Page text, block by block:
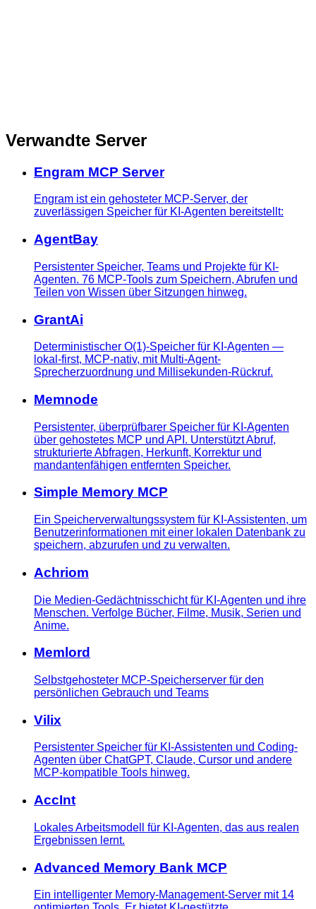
Verwandte Server
Engram MCP Server
Engram ist ein gehosteter MCP-Server, der
zuverlässigen Speicher für KI-Agenten bereitstellt:
AgentBay
Persistenter Speicher, Teams und Projekte für KI-
Agenten. 76 MCP-Tools zum Speichern, Abrufen und
Teilen von Wissen über Sitzungen hinweg.
GrantAi
Deterministischer O(1)-Speicher für KI-Agenten —
lokal-first, MCP-nativ, mit Multi-Agent-
Sprecherzuordnung und Millisekunden-Rückruf.
Memnode
Persistenter, überprüfbarer Speicher für KI-Agenten
über gehostetes MCP und API. Unterstützt Abruf,
strukturierte Abfragen, Herkunft, Korrektur und
mandantenfähigen entfernten Speicher.
Simple Memory MCP
Ein Speicherverwaltungssystem für KI-Assistenten, um
Benutzerinformationen mit einer lokalen Datenbank zu
speichern, abzurufen und zu verwalten.
Achriom
Die Medien-Gedächtnisschicht für KI-Agenten und ihre
Menschen. Verfolge Bücher, Filme, Musik, Serien und
Anime.
Memlord
Selbstgehosteter MCP-Speicherserver für den
persönlichen Gebrauch und Teams
Vilix
Persistenter Speicher für KI-Assistenten und Coding-
Agenten über ChatGPT, Claude, Cursor und andere
MCP-kompatible Tools hinweg.
AccInt
Lokales Arbeitsmodell für KI-Agenten, das aus realen
Ergebnissen lernt.
Advanced Memory Bank MCP
Ein intelligenter Memory-Management-Server mit 14